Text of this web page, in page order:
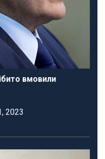
вмовили
2023